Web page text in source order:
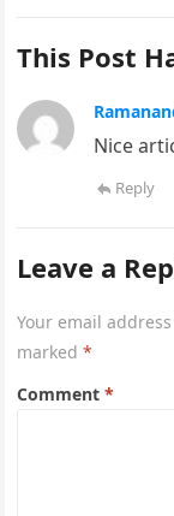
This Post
Nice
Reply
Leave a
Your email
marked*
Comment*